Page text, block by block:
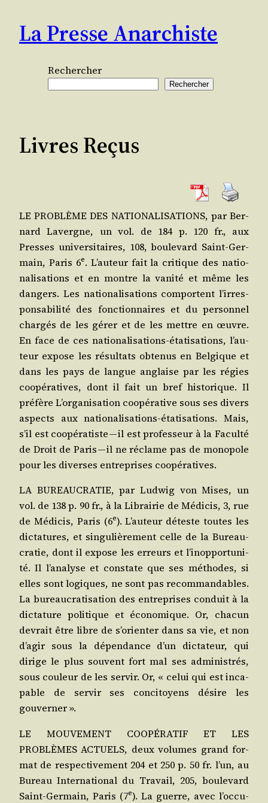
contenu
La Presse Anarchiste
Rechercher
Rechercher
Livres Reçus
LE PROBLÈME DES NATIONALISATIONS, par Ber­
nard Lavergne, un vol. de 184 p. 120 fr., aux
Presses uni­ver­si­taires, 108, bou­le­vard Saint-Ger­
main, Paris 6e. L’au­teur fait la cri­tique des natio­
na­li­sa­tions et en montre la vani­té et même les
dan­gers. Les natio­na­li­sa­tions com­portent l’ir­res­
pon­sa­bi­li­té des fonc­tion­naires et du per­son­nel
char­gés de les gérer et de les mettre en œuvre.
En face de ces natio­na­li­sa­tions-éta­ti­sa­tions, l’au­
teur expose les résul­tats obte­nus en Bel­gique et
dans les pays de langue anglaise par les régies
coopé­ra­tives, dont il fait un bref his­to­rique. Il
pré­fère L’or­ga­ni­sa­tion coopé­ra­tive sous ses divers
aspects aux natio­na­li­sa­tions-éta­ti­sa­tions. Mais,
s’il est coopé­ra­tiste — il est pro­fes­seur à la Facul­té
de Droit de Paris — il ne réclame pas de mono­pole
pour les diverses entre­prises coopératives.
LA BUREAUCRATIE, par Lud­wig von Mises, un
vol. de 138 p. 90 fr., à la Librai­rie de Médi­cis, 3, rue
de Médi­cis, Paris (6e). L’au­teur déteste toutes les
dic­ta­tures, et sin­gu­liè­re­ment celle de la Bureau­
cra­tie, dont il expose les erreurs et l’i­nop­por­tu­ni­
té. Il l’a­na­lyse et constate que ses méthodes, si
elles sont logiques, ne sont pas recom­man­dables.
La bureau­cra­ti­sa­tion des entre­prises conduit à la
dic­ta­ture poli­tique et éco­no­mique. Or, cha­cun
devrait être libre de s’o­rien­ter dans sa vie, et non
d’a­gir sous la dépen­dance d’un dic­ta­teur, qui
dirige le plus sou­vent fort mal ses admi­nis­trés,
sous cou­leur de les ser­vir. Or, « celui qui est inca­
pable de ser­vir ses conci­toyens désire les
gouverner ».
LE MOUVEMENT COOPÉRATIF ET LES
PROBLÈMES ACTUELS, deux volumes grand for­
mat de res­pec­ti­ve­ment 204 et 250 p. 50 fr. l’un, au
Bureau Inter­na­tio­nal du Tra­vail, 205, bou­le­vard
Saint-Ger­main, Paris (7e). La guerre, avec l’oc­cu­